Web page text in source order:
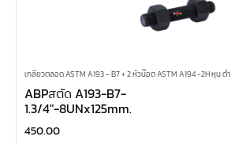
เกลียวตลอด ASTM A193 - B7 + 2 หัวน๊อต ASTM A194 -2H หุน ดำ
ABPสตัด A193-B7-
1.3/4″-8UNx125mm.
450.00